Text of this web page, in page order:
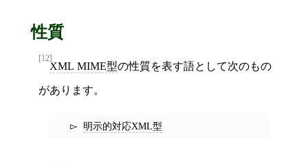
性質
[12]
XML MIME型の性質を表す語として次のもの
があります。
明示的対応XML型